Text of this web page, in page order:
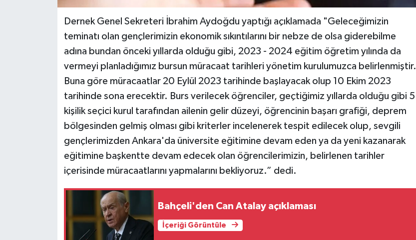
Dernek Genel Sekreteri İbrahim Aydoğdu yaptığı açıklamada "Geleceğimizin
teminatı olan gençlerimizin ekonomik sıkıntılarını bir nebze de olsa giderebilme
adına bundan önceki yıllarda olduğu gibi, 2023 - 2024 eğitim öğretim yılında da
vermeyi planladığımız bursun müracaat tarihleri yönetim kurulumuzca belirlenmiştir.
Buna göre müracaatlar 20 Eylül 2023 tarihinde başlayacak olup 10 Ekim 2023
tarihinde sona erecektir. Burs verilecek öğrenciler, geçtiğimiz yıllarda olduğu gibi 5
kişilik seçici kurul tarafından ailenin gelir düzeyi, öğrencinin başarı grafiği, deprem
bölgesinden gelmiş olması gibi kriterler incelenerek tespit edilecek olup, sevgili
gençlerimizden Ankara'da üniversite eğitimine devam eden ya da yeni kazanarak
eğitimine başkentte devam edecek olan öğrencilerimizin, belirlenen tarihler
içerisinde müracaatlarını yapmalarını bekliyoruz.” dedi.
Bahçeli'den Can Atalay açıklaması
İçeriği Görüntüle